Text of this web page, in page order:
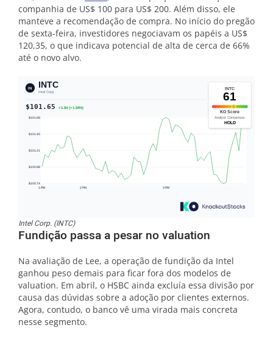
companhia de US$ 100 para US$ 200. Além disso, ele
manteve a recomendação de compra. No início do pregão
de sexta-feira, investidores negociavam os papéis a US$
120,35, o que indicava potencial de alta de cerca de 66%
até o novo alvo.
Intel Corp. (INTC)
Fundição passa a pesar no valuation
Na avaliação de Lee, a operação de fundição da Intel
ganhou peso demais para ficar fora dos modelos de
valuation. Em abril, o HSBC ainda excluía essa divisão por
causa das dúvidas sobre a adoção por clientes externos.
Agora, contudo, o banco vê uma virada mais concreta
nesse segmento.